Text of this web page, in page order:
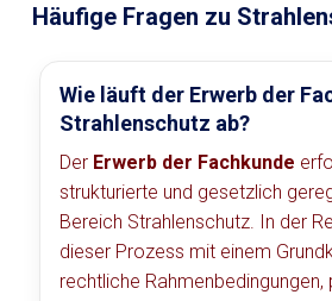
Häufige Fragen zu
Wie läuft der Erwerb der
Strahlenschutz ab?
Der Erwerb der Fachkunde
strukturierte und gesetzlich
Bereich Strahlenschutz. In der
dieser Prozess mit einem
rechtliche Rahmenbedingungen,